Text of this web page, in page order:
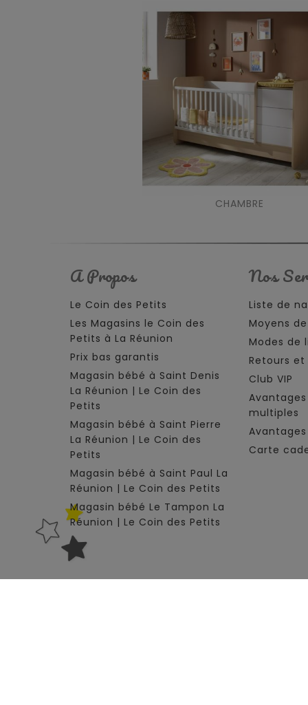
CHAMBRE
A Propos
Le Coin des Petits
Les Magasins le Coin des
Petits à La Réunion
Prix bas garantis
Magasin bébé à Saint Denis
La Réunion | Le Coin des
Petits
Magasin bébé à Saint Pierre
La Réunion | Le Coin des
Petits
Magasin bébé à Saint Paul La
Réunion | Le Coin des Petits
Magasin bébé Le Tampon La
Réunion | Le Coin des Petits
Nos
Liste de
Moyens
Modes de
Retours
Club VIP
multiples
Carte